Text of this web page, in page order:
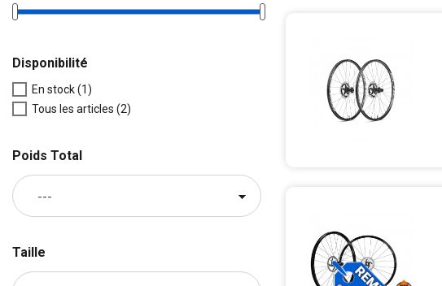
Disponibilité
En stock(1)
Tous les articles (2)
Poids Total
Taille